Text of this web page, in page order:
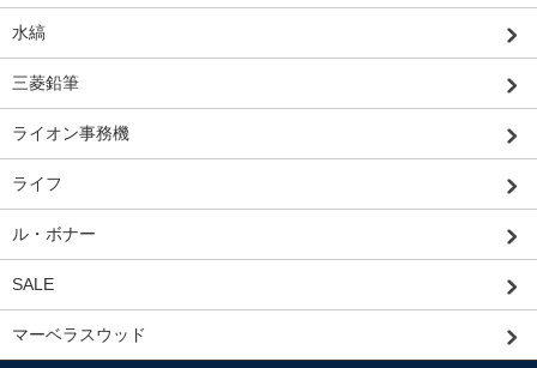
水縞
三菱鉛筆
ライオン事務機
ライフ
ル・ボナー
SALE
マーベラスウッド